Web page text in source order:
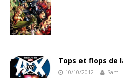
Tops et flops de
10/10/2012 Sam